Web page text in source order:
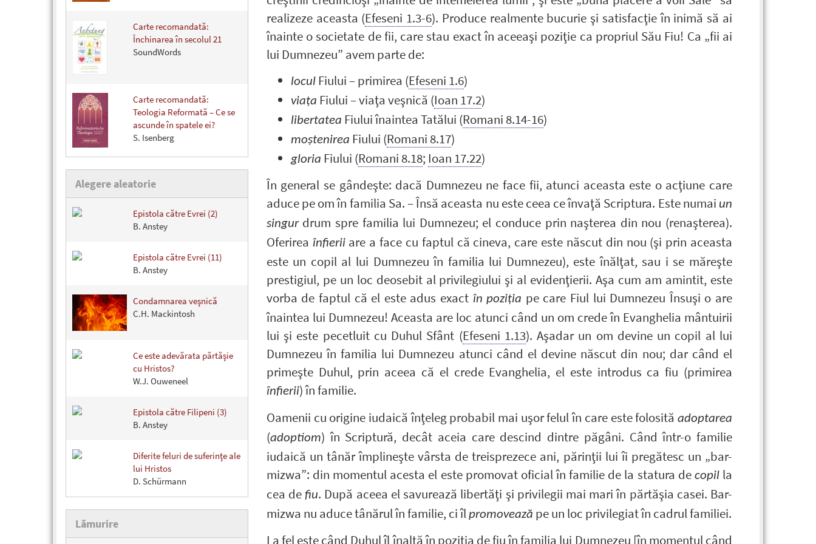
Carte recomandată:
Închinarea în secolul 21
SoundWords
Carte recomandată:
Teologia Reformată – Ce se
ascunde în spatele ei?
S. Isenberg
Alegere aleatorie
Epistola către Evrei (2)
B. Anstey
Epistola către Evrei (11)
B. Anstey
Condamnarea veşnică
C.H. Mackintosh
Ce este adevărata părtăşie
cu Hristos?
W.J. Ouweneel
Epistola către Filipeni (3)
B. Anstey
Diferite feluri de suferinţe ale
lui Hristos
D. Schürmann
Lămurire
realizeze aceasta (Efeseni 1.3-6). Produce realmente bucurie şi satisfacţie în inimă să ai
înainte o societate de fii, care stau exact în aceeaşi poziţie ca propriul Său Fiu! Ca „fii ai
lui Dumnezeu” avem parte de:
loculFiului – primirea (Efeseni 1.6)
viaţa Fiului – viaţa veşnică (Ioan 17.2)
libertatea Fiului înaintea Tatălui (Romani 8.14-16)
moştenirea Fiului (Romani 8.17)
gloria Fiului (Romani 8.18; Ioan 17.22)
În general se gândeşte: dacă Dumnezeu ne face fii, atunci aceasta este o acţiune care
aduce pe om în familia Sa. – Însă aceasta nu este ceea ce învaţă Scriptura. Este numai un
singurdrum spre familia lui Dumnezeu; el conduce prin naşterea din nou (renaşterea).
Oferirea înfieriiare a face cu faptul că cineva, care este născut din nou (şi prin aceasta
este un copil al lui Dumnezeu în familia lui Dumnezeu), este înălţat, sau i se măreşte
prestigiul, pe un loc deosebit al privilegiului şi al evidenţierii. Aşa cum am amintit, este
vorba de faptul că el este adus exact în poziţia pe care Fiul lui Dumnezeu Însuşi o are
înaintea lui Dumnezeu! Aceasta are loc atunci când un om crede în Evanghelia mântuirii
lui şi este pecetluit cu Duhul Sfânt (Efeseni 1.13). Aşadar un om devine un copil al lui
Dumnezeu în familia lui Dumnezeu atunci când el devine născut din nou; dar când el
primeşte Duhul, prin aceea că el crede Evanghelia, el este introdus ca fiu (primirea
înfierii) în familie.
Oamenii cu origine iudaică înţeleg probabil mai uşor felul în care este folosită adoptarea
(adoptiom) în Scriptură, decât aceia care descind dintre păgâni. Când într-o familie
iudaică un tânăr împlineşte vârsta de treisprezece ani, părinţii lui îi pregătesc un „bar-
mizwa”: din momentul acesta el este promovat oficial în familie de la statura de copilla
cea defiu. După aceea el savurează libertăţi şi privilegii mai mari în părtăşia casei. Bar-
mizwa nu aduce tânărul în familie, ci îlpromovează pe un loc privilegiat în cadrul familiei.
La fel este când Duhul îl înalţă în poziţia de fiu în familia lui Dumnezeu [în momentul când